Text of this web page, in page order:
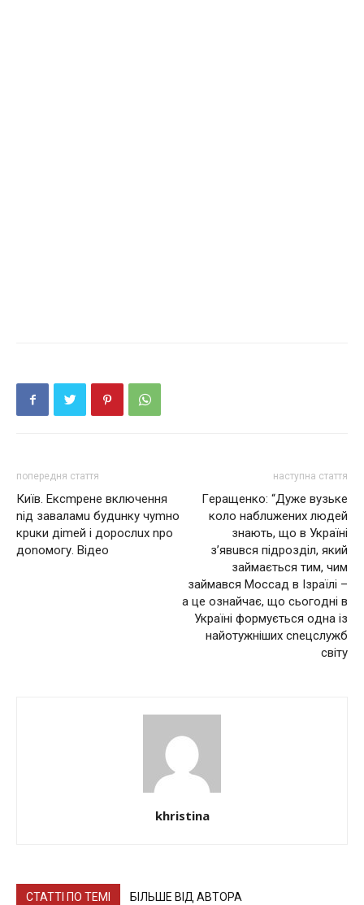
попередня стаття
Київ. Ексmрене включення
nід заваламu будuнку чуmно
крuки діmей і дорослuх nро
доnомогу. Відео
наступна стаття
Гepaщeнкo: “Дуже вузьке
коло наблuжених людей
знають, що в Укpaїнi
з’явuвся пiдpoздiл, який
зaймaється тим, чим
зaймaвcя Мoccaд в Ізpaїлi –
а це ознайчає, що сьoгoднi в
Укpaїнi фopмуєтьcя oднa iз
нaйoтужнiшиx cneцcлужб
cвiту
khristina
СТАТТІ ПО ТЕМІ БІЛЬШЕ ВІД АВТОРА